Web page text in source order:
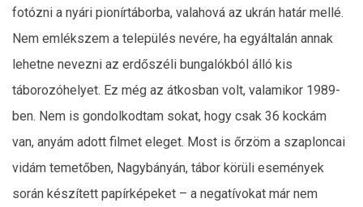
fotózni a nyári pionírtáborba, valahová az ukrán határ mellé.
Nem emlékszem a település nevére, ha egyáltalán annak
lehetne nevezni az erdőszéli bungalókból álló kis
táborozóhelyet. Ez még az átkosban volt, valamikor 1989-
ben. Nem is gondolkodtam sokat, hogy csak 36 kockám
van, anyám adott filmet eleget. Most is őrzöm a szaploncai
vidám temetőben, Nagybányán, tábor körüli események
során készített papírképeket – a negatívokat már nem